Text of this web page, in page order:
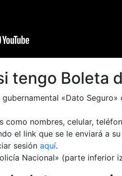
tengo Boleta
«Dato
como nombres, celular,
el link que se le enviará a
sesión aquí.
Nacional» (parte inferior